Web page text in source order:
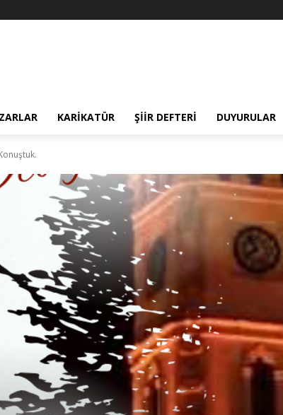
KARIKATÜR ŞIIR DEFTERI DUYURULAR